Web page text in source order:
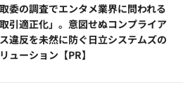
委の調査でエンタメ業界に問われる
取引適正化」。意図せぬコンプライア
違反を未然に防ぐ日立システムズの
ューション​【PR】